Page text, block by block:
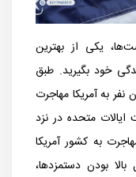
یکی از بهترین
خود بگیرید. طبق
به آمریکا مهاجرت
متحده در نزد
به کشور آمریکا
بودن دستمزدها،